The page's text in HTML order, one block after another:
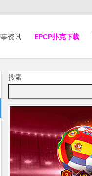
资讯 EPCP扑克下载
搜索